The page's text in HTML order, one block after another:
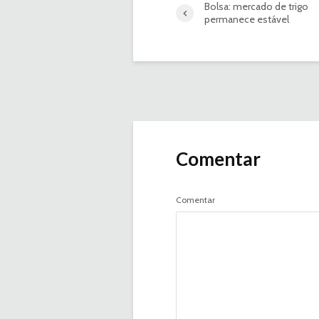
Bolsa: mercado de trigo
permanece estável
Comentar
Comentar